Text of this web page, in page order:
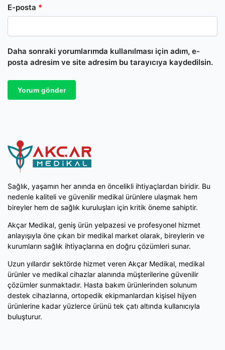
E-posta *
Daha sonraki yorumlarımda kullanılması için adım, e-
posta adresim ve site adresim bu tarayıcıya kaydedilsin.
Sağlık, yaşamın her anında en öncelikli ihtiyaçlardan biridir. Bu
nedenle kaliteli ve güvenilir medikal ürünlere ulaşmak hem
bireyler hem de sağlık kuruluşları için kritik öneme sahiptir.
Akçar Medikal, geniş ürün yelpazesi ve profesyonel hizmet
anlayışıyla öne çıkan bir medikal market olarak, bireylerin ve
kurumların sağlık ihtiyaçlarına en doğru çözümleri sunar.
Uzun yıllardır sektörde hizmet veren Akçar Medikal, medikal
ürünler ve medikal cihazlar alanında müşterilerine güvenilir
çözümler sunmaktadır. Hasta bakım ürünlerinden solunum
destek cihazlarına, ortopedik ekipmanlardan kişisel hijyen
ürünlerine kadar yüzlerce ürünü tek çatı altında kullanıcıyla
buluşturur.